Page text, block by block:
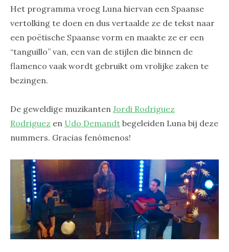
Het programma vroeg Luna hiervan een Spaanse
vertolking te doen en dus vertaalde ze de tekst naar
een poëtische Spaanse vorm en maakte ze er een
“tanguillo” van, een van de stijlen die binnen de
flamenco vaak wordt gebruikt om vrolijke zaken te
bezingen.
De geweldige muzikanten Jordi Rodriguez
Rodriguez en Udo Demandt begeleiden Luna bij deze
nummers. Gracias fenómenos!